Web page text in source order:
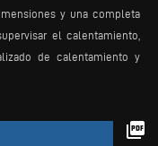
y una completa
el calentamiento,
de calentamiento y
que permite reducir al
picture_as_pdf